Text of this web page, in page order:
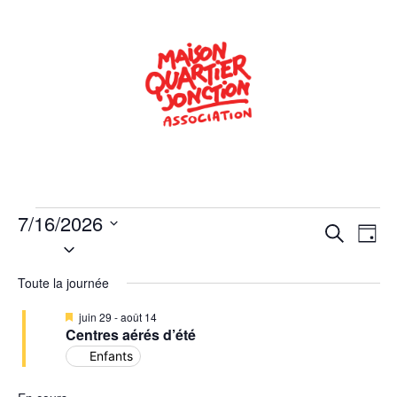
Recherche
Jour
7/16/2026
Sélectionnez
Toute la journée
Centres aérés d’été
Mis
en
avant
juin 29 -août 14
Enfants